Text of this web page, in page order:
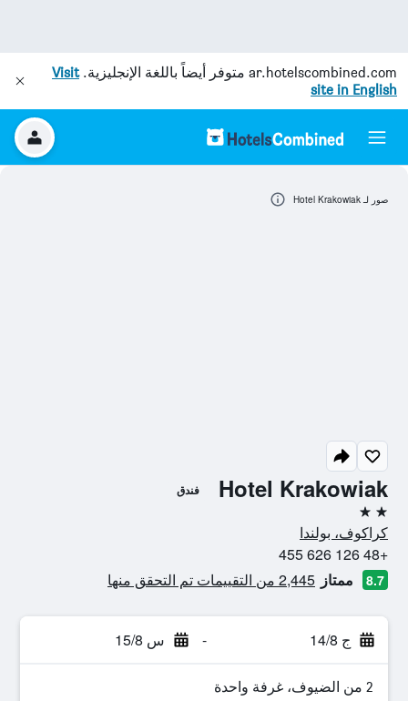
ar.hotelscombined.com متوفر أيضاً باللغة الإنجليزية.Visit
site in English
Hotel Krakowiak فندق
2 نجمتين
كراكوف، بولندا
+48 126 626 455
8.7 ممتاز 2,445 من التقييمات تم التحقق منها
ج 14/8 - س 15/8
2 من الضيوف، غرفة واحدة
صور لـ Hotel Krakowiak